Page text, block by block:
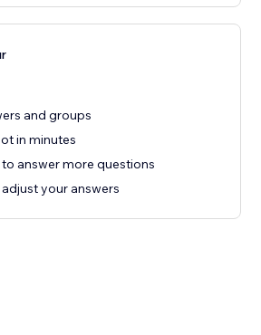
and groups
in minutes
answer more questions
your answers